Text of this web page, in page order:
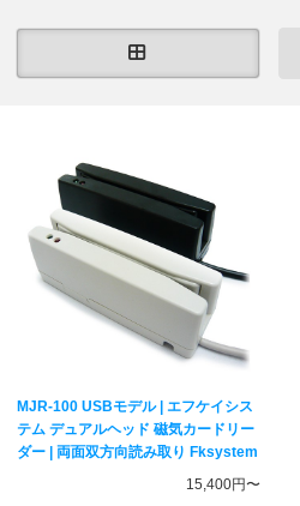
MJR-100 USBモデル | エフケイシス
テム デュアルヘッド 磁気カードリー
ダー | 両面双方向読み取り Fksystem
15,400円〜